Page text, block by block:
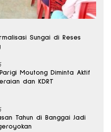
Sungai di Reses
Moutong Diminta Aktif
dan KDRT
Tahun di Banggai Jadi